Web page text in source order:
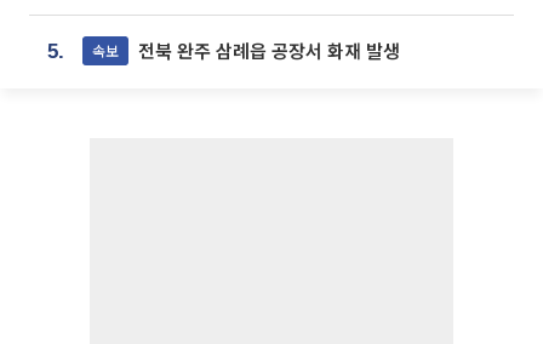
5. 속보 전북 완주 삼례읍 공장서 화재 발생